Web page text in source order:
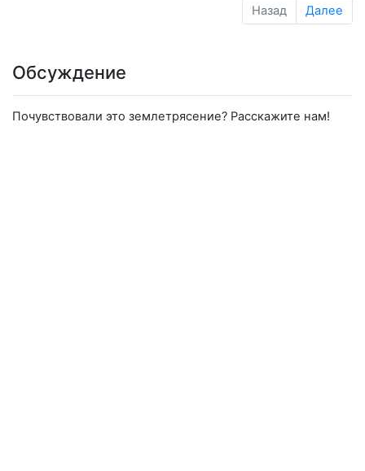
Назад Далее
Обсуждение
Почувствовали это землетрясение? Расскажите нам!